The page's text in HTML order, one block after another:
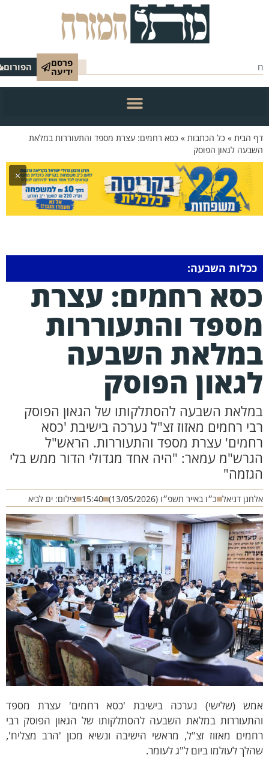
פרסם
ידיעה הפורום
הבית»כל הכתבות»כסא רחמים: עצרת מספד והתעוררות במלאת
לגאון הפוסק
×
ככלות השבעה:
רחמים: עצרת
והתעוררות
השבעה
הפוסק
השבעה להסתלקותו של הגאון הפוסק
רחמים מאזוז זצ"ל נערכה בישיבת 'כסא
עצרת מספד והתעוררות. הראש"ל
עמאר: "היה אחד מגדולי הדור ממש בלי
דניאל כ״ו באייר תשפ״ו (13/05/2026) 15:40 צילום: ים לביא
(שלישי) נערכה בישיבת 'כסא רחמים' עצרת מספד
במלאת השבעה להסתלקותו של הגאון הפוסק רבי
מאזוז זצ"ל, מראשי הישיבה ונשיא מכון 'הרב מצליח',
לעולמו ביום ל"ג לעומר.